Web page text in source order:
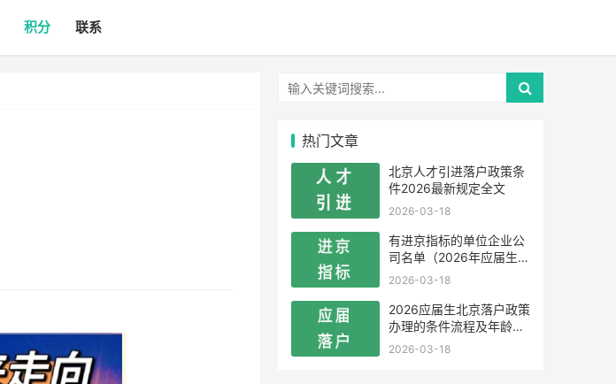
积分 联系
热门文章
北京人才引进落户政策条
件2026最新规定全文
2026-03-18
有进京指标的单位企业公
司名单（2026年应届生留
学生）
2026-03-18
2026应届生北京落户政策
办理的条件流程及年龄限
制
2026-03-18